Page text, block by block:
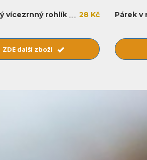
vícezrnný rohlík 28 Kč
ZDE další zboží
Párek v